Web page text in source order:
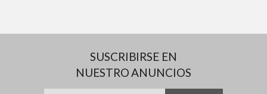
SUSCRIBIRSE EN
NUESTRO ANUNCIOS